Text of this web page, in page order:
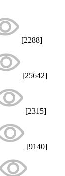
[2288]
[25642]
[2315]
[9140]